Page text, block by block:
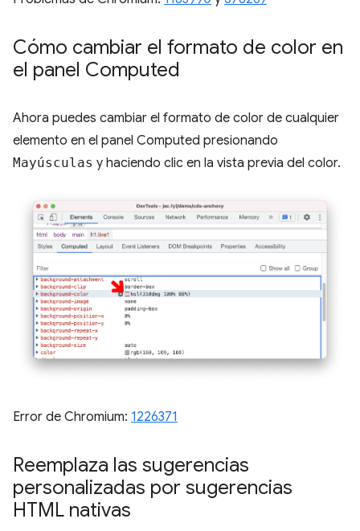
Cómo cambiar el formato de color en
el panel Computed
Ahora puedes cambiar el formato de color de cualquier
elemento en el panel Computed presionando
Mayúsculas y haciendo clic en la vista previa del color.
Error de Chromium: 1226371
Reemplaza las sugerencias
personalizadas por sugerencias
HTML nativas